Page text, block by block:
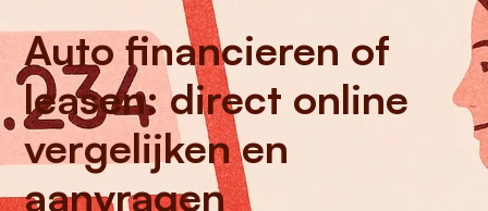
Auto financieren of
leasen: direct online
vergelijken en
aanvragen